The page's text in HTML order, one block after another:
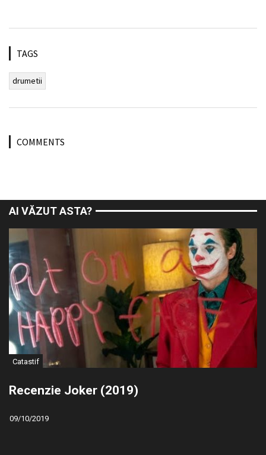
TAGS
drumetii
COMMENTS
AI VĂZUT ASTA?
Catastif
Recenzie Joker (2019)
09/10/2019